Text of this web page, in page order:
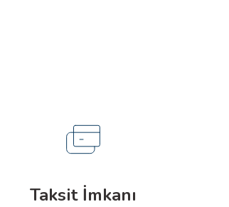
Taksit İmkanı